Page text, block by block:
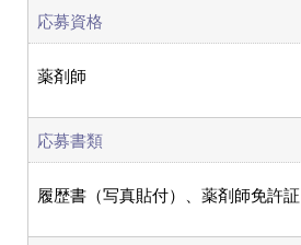
応募資格
薬剤師
応募書類
履歴書（写真貼付）、薬剤師免許証